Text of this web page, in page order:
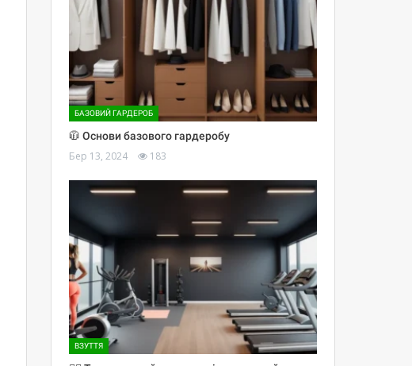
БАЗОВИЙ ГАРДЕРОБ
🧥 Основи базового гардеробу
Бер 13, 2024 183
ВЗУТТЯ